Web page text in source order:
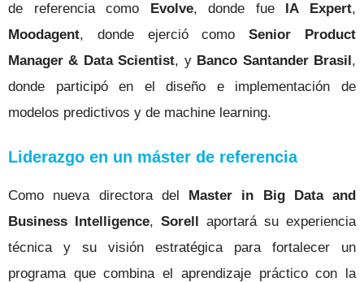
de referencia como
Evolve, donde fue IA Expert,
Moodagent, donde ejerció comoSenior Product
Manager & Data Scientist, y Banco Santander Brasil ,
donde participó en el diseño e implementación de
modelos predictivos y de machine learning.
Liderazgo en un máster de referencia
Como nueva directora del Master in Big Data and
Business Intelligence, Sorell aportará su experiencia
técnica y su visión estratégica para fortalecer un
programa que combina el aprendizaje práctico con la